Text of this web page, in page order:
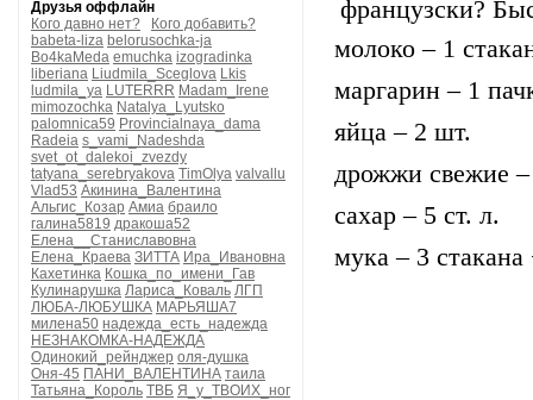
Друзья оффлайн
Кого давно нет?
Кого добавить?
babeta-liza belorusochka-ja
Bo4kaMeda emuchka izogradinka
liberiana Liudmila_Sceglova Lkis
ludmila_ya LUTERRR Madam_Irene
mimozochka Natalya_Lyutsko
palomnica59 Provincialnaya_dama
Radeia s_vami_Nadeshda
svet_ot_dalekoi_zvezdy
tatyana_serebryakova TimOlya valvallu
Vlad53 Акинина_Валентина
Альгис_Козар Амиа браило
галина5819 дракоша52
Елена__Станиславовна
Елена_Краева ЗИТТА Ира_Ивановна
Кахетинка Кошка_по_имени_Гав
Кулинарушка Лариса_Коваль ЛГП
ЛЮБА-ЛЮБУШКА МАРЬЯША7
милена50 надежда_есть_надежда
НЕЗНАКОМКА-НАДЕЖДА
Одинокий_рейнджер оля-душка
Оня-45 ПАНИ_ВАЛЕНТИНА таила
Татьяна_Король ТВБ Я_у_ТВОИХ_ног
молоко – 1
маргарин – 1
яйца – 2 шт.
дрожжи свежие –
сахар – 5 ст. л.
мука – 3